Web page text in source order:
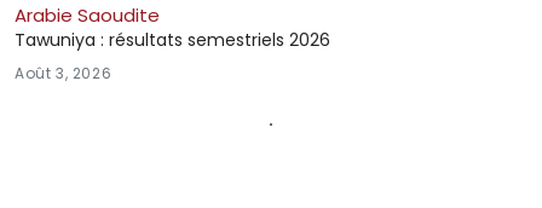
Arabie Saoudite
Tawuniya : résultats semestriels 2026
Août 3, 2026